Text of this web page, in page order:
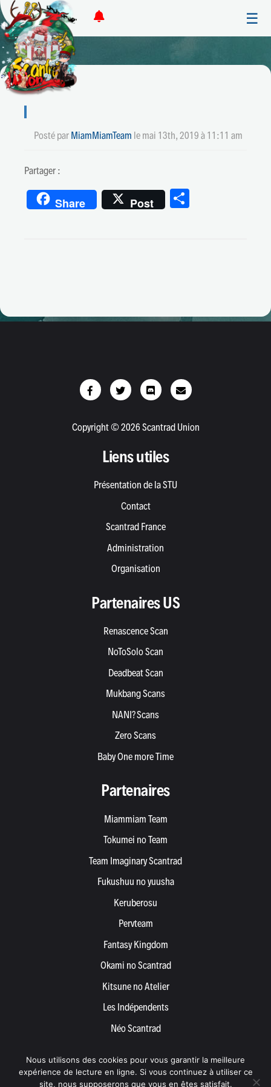
☰
Posté par MiamMiamTeam le mai 13th, 2019 à 11:11 am
Partager :
Share Post
Copyright © 2026 Scantrad Union
Liens utiles
Présentation de la STU
Contact
Scantrad France
Administration
Organisation
Partenaires US
Renascence Scan
NoToSolo Scan
Deadbeat Scan
Mukbang Scans
NANI? Scans
Zero Scans
Baby One more Time
Partenaires
Miammiam Team
Tokumei no Team
Team Imaginary Scantrad
Fukushuu no yuusha
Keruberosu
Pervteam
Fantasy Kingdom
Okami no Scantrad
Kitsune no Atelier
Les Indépendents
Néo Scantrad
Devenir partenaire
Nous utilisons des cookies pour vous garantir la meilleure
expérience de lecture en ligne. Si vous continuez à utiliser ce
site, nous supposerons que vous en êtes satisfait.